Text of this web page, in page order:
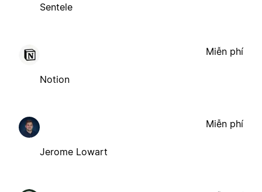
Sentele
Notion
Miễn phí
Jerome Lowart
Miễn phí